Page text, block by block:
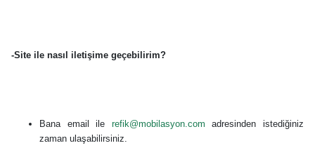
-Site ile nasıl iletişime geçebilirim?
Bana email ile refik@mobilasyon.com adresinden istediğiniz
zaman ulaşabilirsiniz.